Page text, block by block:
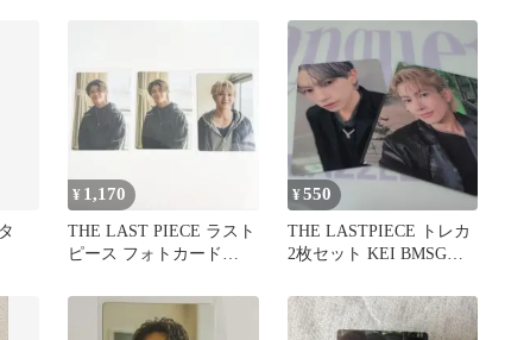
タ
¥ 1,170
THE LAST PIECE ラスト
ピース フォトカード
¥550
THE LASTPIECE トレカ
2枚セット KEI BMSG